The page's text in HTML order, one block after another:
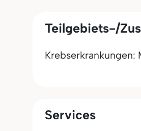
Teilgebiets-/
Krebserkrankungen:
Services